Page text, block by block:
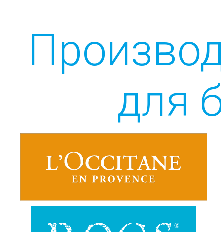
для